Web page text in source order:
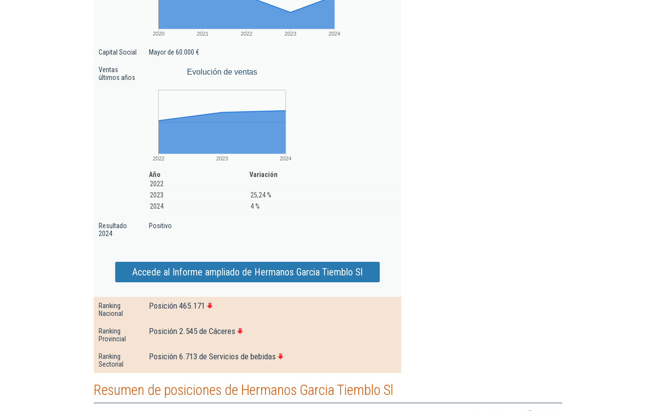
2020 2021 2022 2023 2024
Capital Social Mayor de 60.000 €
Ventas
últimos años
Evolución de ventas
2022 2023 2024
Año
Variación
2022
2023
25,24 %
2024
4 %
Resultado
2024
Positivo
Accede al Informe ampliado de Hermanos Garcia Tiemblo Sl
Ranking
Nacional
Posición 465.171
Ranking
Provincial
Posición 2.545 de Cáceres
Ranking
Sectorial
Posición 6.713 de Servicios de bebidas
Resumen de posiciones de Hermanos Garcia Tiemblo Sl